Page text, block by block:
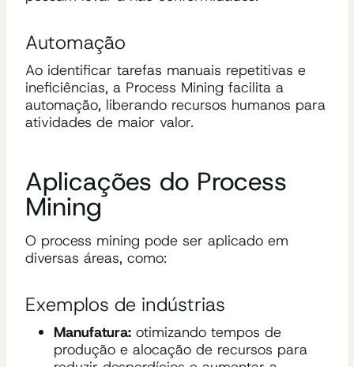
Automação
Ao identificar tarefas manuais repetitivas e
ineficiências, a Process Mining facilita a
automação, liberando recursos humanos para
atividades de maior valor.
Aplicações do Process
Mining
O process mining pode ser aplicado em
diversas áreas, como:
Exemplos de indústrias
Manufatura: otimizando tempos de
produção e alocação de recursos para